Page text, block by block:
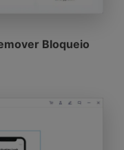
Bloqueio